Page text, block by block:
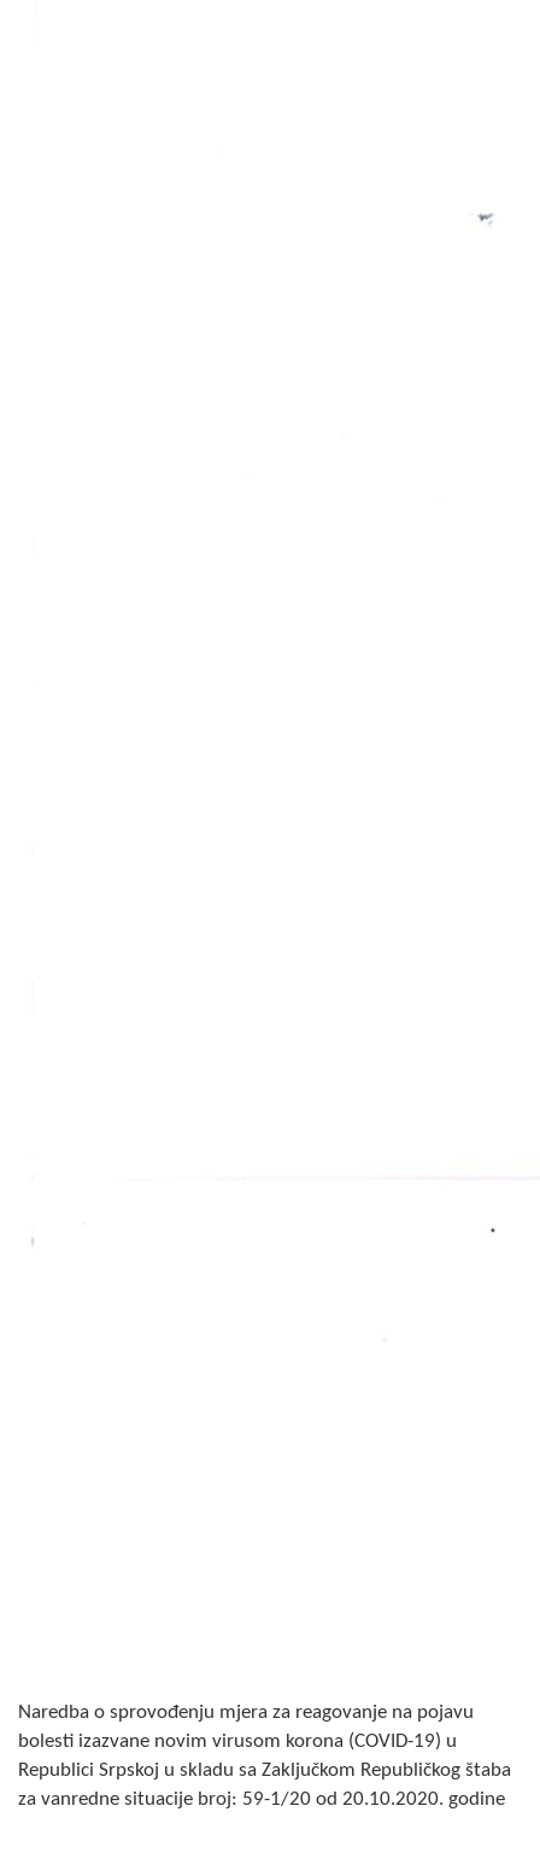
Naredba o sprovođenju mjera za reagovanje na pojavu
bolesti izazvane novim virusom korona (COVID-19) u
Republici Srpskoj u skladu sa Zaključkom Republičkog štaba
za vanredne situacije broj: 59-1/20 od 20.10.2020. godine